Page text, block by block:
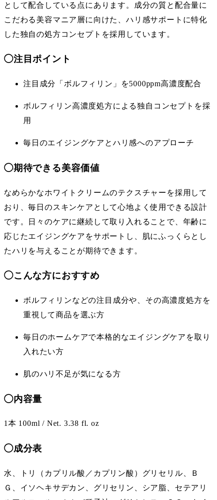
として配合している点にあります。成分の質と配合量に
こだわる美容マニア層に向けた、ハリ感サポートに特化
した独自の処方コンセプトを採用しています。
◯注目ポイント
注目成分「ボルフィリン」を5000ppm高濃度配合
ボルフィリン高濃度処方による独自コンセプトを採
用
毎日のエイジングケアとハリ感へのアプローチ
◯期待できる美容価値
なめらかなホワイトクリームのテクスチャーを採用して
おり、毎日のスキンケアとして心地よく使用できる設計
です。日々のケアに継続して取り入れることで、年齢に
応じたエイジングケアをサポートし、肌にふっくらとし
たハリを与えることが期待できます。
◯こんな方におすすめ
ボルフィリンなどの注目成分や、その高濃度処方を
重視して商品を選ぶ方
毎日のホームケアで本格的なエイジングケアを取り
入れたい方
肌のハリ不足が気になる方
◯内容量
1本 100ml / Net. 3.38 fl. oz
◯成分表
水、トリ（カプリル酸／カプリン酸）グリセリル、Ｂ
Ｇ、イソヘキサデカン、グリセリン、シア脂、セテアリ